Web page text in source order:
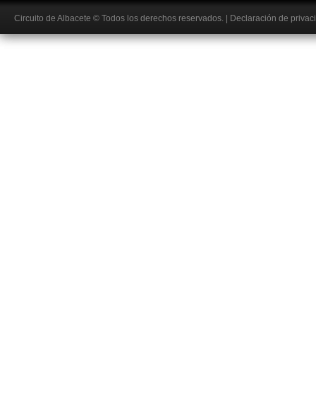
Circuito de Albacete © Todos los derechos reservados. Declaración de